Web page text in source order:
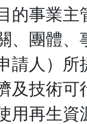
的事業主
、團體、
請人）所
及技術可
用再生資